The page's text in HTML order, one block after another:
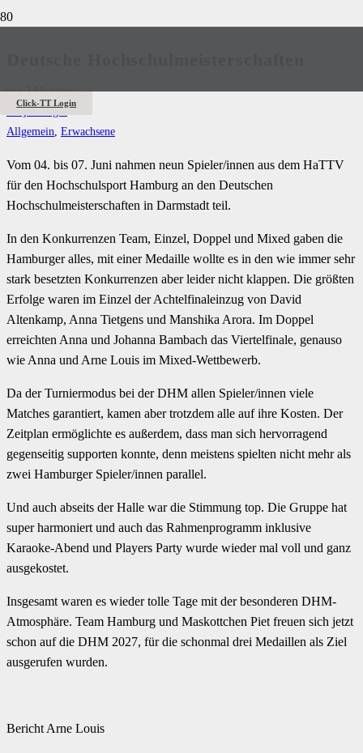
Click-TT Login
vor 2 Monaten
Antje Krüger
Allgemein Erwachsene
Vom 04. bis 07. Juni nahmen neun Spieler/innen aus dem HaTTV
für den Hochschulsport Hamburg an den Deutschen
Hochschulmeisterschaften in Darmstadt teil.
In den Konkurrenzen Team, Einzel, Doppel und Mixed gaben die
Hamburger alles, mit einer Medaille wollte es in den wie immer sehr
stark besetzten Konkurrenzen aber leider nicht klappen. Die größten
Erfolge waren im Einzel der Achtelfinaleinzug von David
Altenkamp, Anna Tietgens und Manshika Arora. Im Doppel
erreichten Anna und Johanna Bambach das Viertelfinale, genauso
wie Anna und Arne Louis im Mixed-Wettbewerb.
Da der Turniermodus bei der DHM allen Spieler/innen viele
Matches garantiert, kamen aber trotzdem alle auf ihre Kosten. Der
Zeitplan ermöglichte es außerdem, dass man sich hervorragend
gegenseitig supporten konnte, denn meistens spielten nicht mehr als
zwei Hamburger Spieler/innen parallel.
Und auch abseits der Halle war die Stimmung top. Die Gruppe hat
super harmoniert und auch das Rahmenprogramm inklusive
Karaoke-Abend und Players Party wurde wieder mal voll und ganz
ausgekostet.
Insgesamt waren es wieder tolle Tage mit der besonderen DHM-
Atmosphäre. Team Hamburg und Maskottchen Piet freuen sich jetzt
schon auf die DHM 2027, für die schonmal drei Medaillen als Ziel
ausgerufen wurden.
Bericht Arne Louis